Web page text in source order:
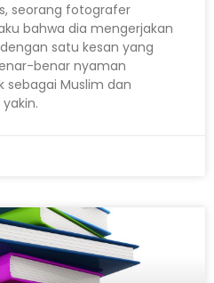
seorang fotografer
bahwa dia mengerjakan
satu kesan yang
benar nyaman
sebagai Muslim dan